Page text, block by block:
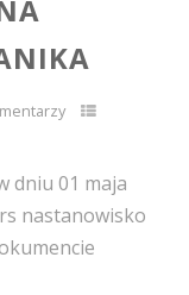
dniu 01 maja
nastanowisko